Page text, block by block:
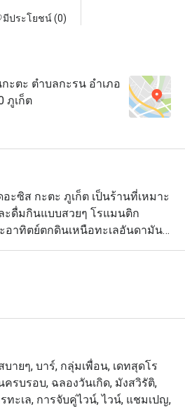
มีประโยชน์ (0)
ะตะ ตำบลกะรน อำเภอ
ภูเก็ต
ะซิส กะตะ ภูเก็ต เป็นร้านที่เหมาะ
ะดื่มกินแบบสวยๆ โรแมนติก
อาทิตย์ตกดินเหนือทะเลอันดามัน
ดูเพลินตาระหว่างรับประทาน
ทล สำหรับเมนูนั้น ทไวไลท์ สกาย
อาหารแบบฟิวชั่นมาผสมผสานกับ
ายๆ, บาร์, กลุ่มเพื่อน, เดทสุดโร
รบรอบ, ฉลองวันเกิด, มังสวิรัติ,
ะเล, การจับคู่ไวน์, ไวน์, แชมเปญ,